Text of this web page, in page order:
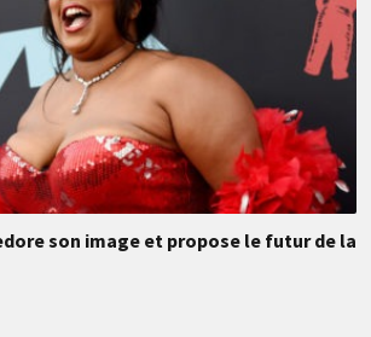
son image et propose le futur de la